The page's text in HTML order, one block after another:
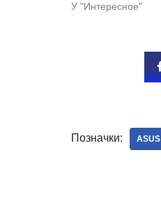
У "Интересное"
Позначки: ASUS